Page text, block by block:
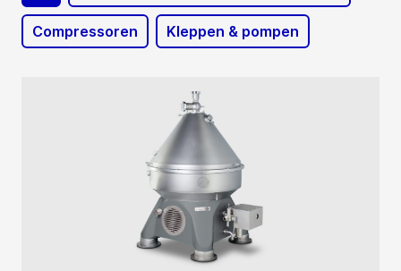
Compressoren Kleppen & pompen